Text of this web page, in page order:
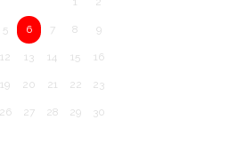
5 6 7 8 9
12 13 14 15 16
19 20 21 22 23
26 27 28 29 30